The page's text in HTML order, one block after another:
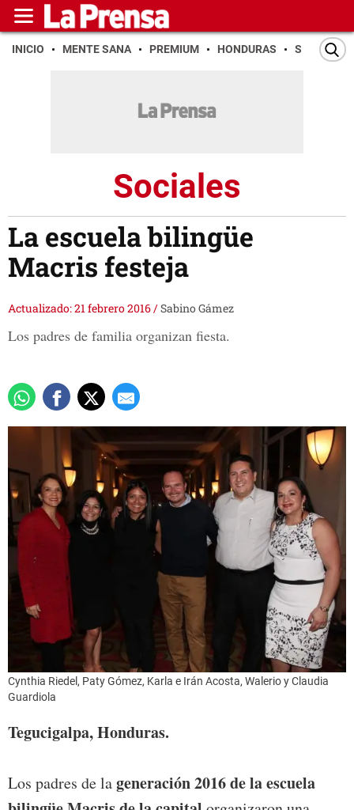
INICIO MENTE SANA PREMIUM HONDURAS SAN PEDRO
Sociales
La escuela bilingüe
Macris festeja
Actualizado: 21 febrero 2016/Sabino Gámez
Los padres de familia organizan fiesta.
Cynthia Riedel, Paty Gómez, Karla e Irán Acosta, Walerio y Claudia
Guardiola
Tegucigalpa, Honduras.
Los padres de lageneración 2016 de la escuela